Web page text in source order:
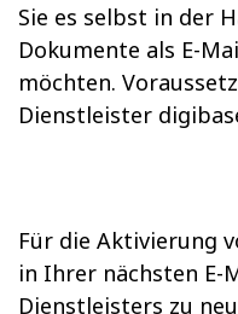
Sie es selbst in der
Dokumente als E-
möchten.
Dienstleister
Für die Aktivierung
in Ihrer nächsten E-
Dienstleisters zu